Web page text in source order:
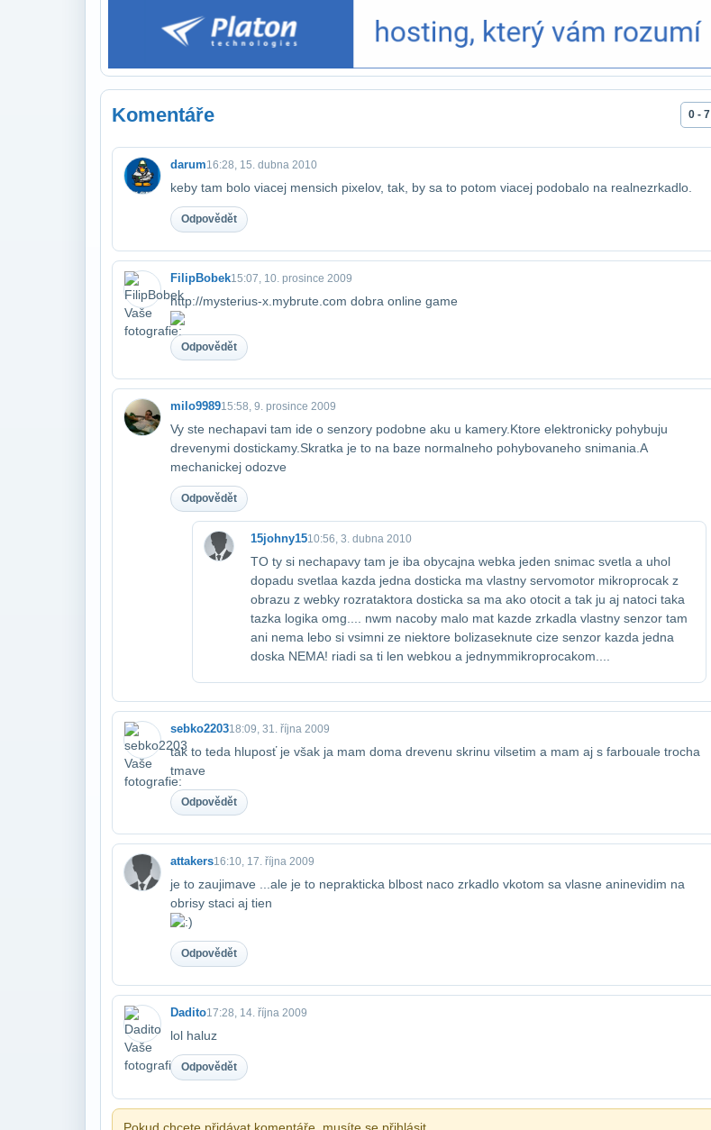
Komentáře 0 - 7
darum16:28, 15. dubna 2010
keby tam bolo viacej mensich pixelov, tak, by sa to potom viacej podobalo na realne​zrkadlo.
Odpovědět
FilipBobek15:07, 10. prosince 2009
http://mysterius-x.mybrute.com dobra online game
Odpovědět
milo998915:58, 9. prosince 2009
Vy ste nechapavi tam ide o senzory podobne aku u kamery.Ktore elektronicky pohybuju​
drevenymi dostickamy.Skratka je to na baze normalneho pohybovaneho snimania.A​
mechanickej odozve
Odpovědět
15johny1510:56, 3. dubna 2010
TO ty si nechapavy tam je iba obycajna webka jeden snimac svetla a uhol
dopadu svetla​a kazda jedna dosticka ma vlastny servomotor mikroprocak z
obrazu z webky rozrata​ktora dosticka sa ma ako otocit a tak ju aj natoci taka
tazka logika omg.... nwm naco​by malo mat kazde zrkadla vlastny senzor tam
ani nema lebo si vsimni ze niektore boli​zaseknute cize senzor kazda jedna
doska NEMA! riadi sa ti len webkou a jednym​mikroprocakom....
sebko220318:09, 31. října 2009
tak to teda hluposť je však ja mam doma drevenu skrinu vilsetim a mam aj s farbou​ale trocha
tmave
Odpovědět
attakers16:10, 17. října 2009
je to zaujimave ...ale je to neprakticka blbost naco zrkadlo vkotom sa vlasne ani​nevidim na
obrisy staci aj tien
Odpovědět
Dadito17:28, 14. října 2009
lol haluz
Odpovědět